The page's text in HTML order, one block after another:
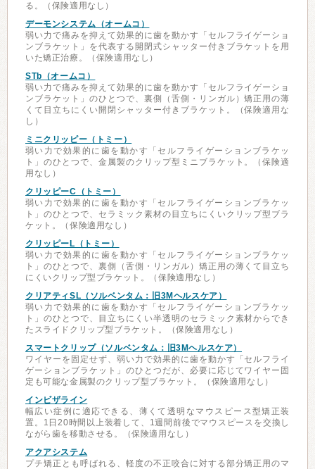
る。（保険適用なし）
デーモンシステム（オームコ）
弱い力で痛みを抑えて効果的に歯を動かす「セルフライゲーショ
ンブラケット」を代表する開閉式シャッター付きブラケットを用
いた矯正治療。（保険適用なし）
STb（オームコ）
弱い力で痛みを抑えて効果的に歯を動かす「セルフライゲーショ
ンブラケット」のひとつで、裏側（舌側・リンガル）矯正用の薄
くて目立ちにくい開閉シャッター付きブラケット。（保険適用な
し）
ミニクリッピー（トミー）
弱い力で効果的に歯を動かす「セルフライゲーションブラケッ
ト」のひとつで、金属製のクリップ型ミニブラケット。（保険適
用なし）
クリッピーC（トミー）
弱い力で効果的に歯を動かす「セルフライゲーションブラケッ
ト」のひとつで、セラミック素材の目立ちにくいクリップ型ブラ
ケット。（保険適用なし）
クリッピーL（トミー）
弱い力で効果的に歯を動かす「セルフライゲーションブラケッ
ト」のひとつで、裏側（舌側・リンガル）矯正用の薄くて目立ち
にくいクリップ型ブラケット。（保険適用なし）
クリアティSL（ソルベンタム：旧3Mヘルスケア）
弱い力で効果的に歯を動かす「セルフライゲーションブラケッ
ト」のひとつで、目立ちにくい半透明のセラミック素材からでき
たスライドクリップ型ブラケット。（保険適用なし）
スマートクリップ（ソルベンタム：旧3Mヘルスケア）
ワイヤーを固定せず、弱い力で効果的に歯を動かす「セルフライ
ゲーションブラケット」のひとつだが、必要に応じてワイヤー固
定も可能な金属製のクリップ型ブラケット。（保険適用なし）
インビザライン
幅広い症例に適応できる、薄くて透明なマウスピース型矯正装
置。1日20時間以上装着して、1週間前後でマウスピースを交換し
ながら歯を移動させる。（保険適用なし）
アクアシステム
プチ矯正とも呼ばれる、軽度の不正咬合に対する部分矯正用のマ